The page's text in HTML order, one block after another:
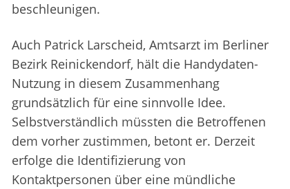
beschleunigen.
Auch Patrick Larscheid, Amtsarzt im Berliner
Bezirk Reinickendorf, hält die Handydaten-
Nutzung in diesem Zusammenhang
grundsätzlich für eine sinnvolle Idee.
Selbstverständlich müssten die Betroffenen
dem vorher zustimmen, betont er. Derzeit
erfolge die Identifizierung von
Kontaktpersonen über eine mündliche